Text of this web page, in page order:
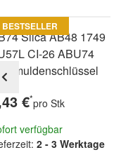
BESTSELLER
Silca AB48 1749
CI-26 ABU74
€*pro Stk
verfügbar
2 - 3 Werktage